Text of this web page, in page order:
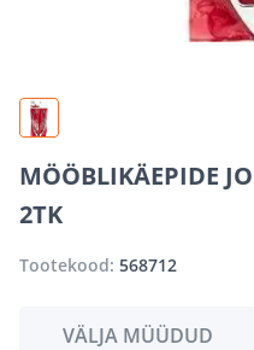
MÖÖBLIKÄEPIDE
2TK
Tootekood: 568712
VÄLJA MÜÜDUD